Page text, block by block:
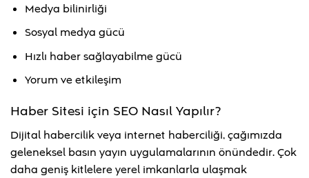
Medya bilinirliği
Sosyal medya gücü
Hızlı haber sağlayabilme gücü
Yorum ve etkileşim
Haber Sitesi için SEO Nasıl Yapılır?
Dijital habercilik veya internet haberciliği, çağımızda
geleneksel basın yayın uygulamalarının önündedir. Çok
daha geniş kitlelere yerel imkanlarla ulaşmak